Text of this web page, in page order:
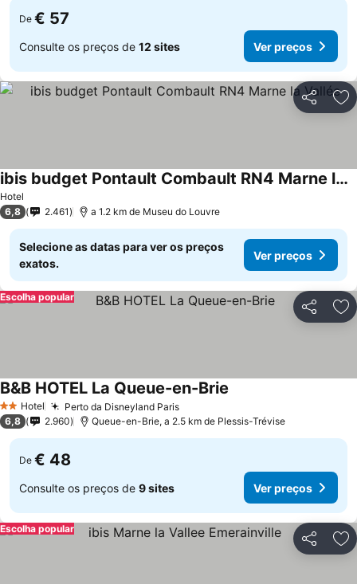
De € 57
Consulte os preços de 12 sites Ver preços
Partilhar
Hotel
ibis budget Pontault Combault RN4 Marne la Vallée
6,8 2.461 a 1.2 km de Museu do Louvre
Selecione as datas para ver os preços
exatos.
Ver preços
Partilhar
Escolha popular
2 Estrelas
Hotel Perto da Disneyland Paris
B&B HOTEL La Queue-en-Brie
6,8 2.960 Queue-en-Brie, a 2.5 km de Plessis-Trévise
De € 48
Consulte os preços de 9 sites Ver preços
Partilhar
Escolha popular